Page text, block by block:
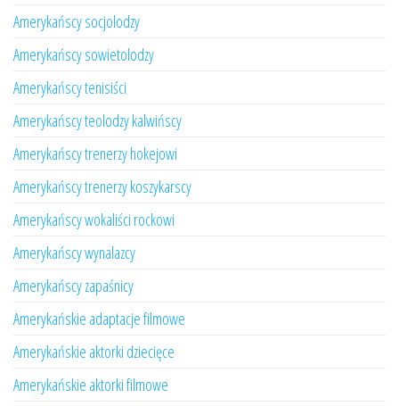
Amerykańscy socjolodzy
Amerykańscy sowietolodzy
Amerykańscy tenisiści
Amerykańscy teolodzy kalwińscy
Amerykańscy trenerzy hokejowi
Amerykańscy trenerzy koszykarscy
Amerykańscy wokaliści rockowi
Amerykańscy wynalazcy
Amerykańscy zapaśnicy
Amerykańskie adaptacje filmowe
Amerykańskie aktorki dziecięce
Amerykańskie aktorki filmowe